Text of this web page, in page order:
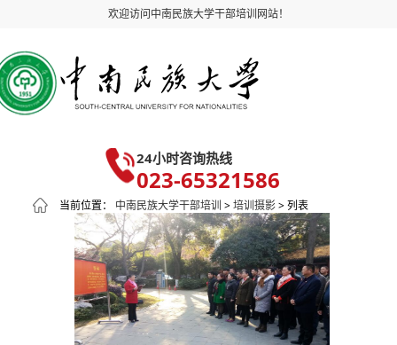
欢迎访问中南民族大学干部培训网站！
24小时咨询热线
023-65321586
当前位置： 中南民族大学干部培训 >培训摄影> 列表